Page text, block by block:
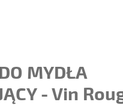
MYDŁA
- Vin